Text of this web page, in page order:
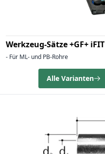
Werkzeug-Sätze +GF+ iFIT
- Für ML- und PB-Rohre
Alle Varianten